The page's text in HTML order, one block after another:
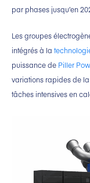
par phases jusqu’en
Les groupes
intégrés à la
puissance de Piller
variations rapides de
tâches intensives en